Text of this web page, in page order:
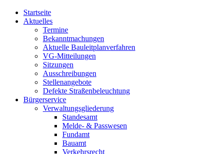
Startseite
Aktuelles
Termine
Bekanntmachungen
Aktuelle Bauleitplanverfahren
VG-Mitteilungen
Sitzungen
Ausschreibungen
Stellenangebote
Defekte Straßenbeleuchtung
Bürgerservice
Verwaltungsgliederung
Standesamt
Melde- & Passwesen
Fundamt
Bauamt
Verkehrsrecht